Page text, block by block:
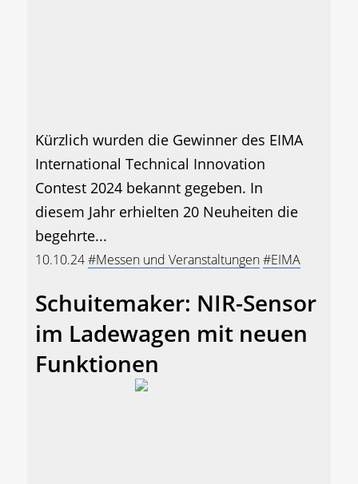
Kürzlich wurden die Gewinner des EIMA
International Technical Innovation
Contest 2024 bekannt gegeben. In
diesem Jahr erhielten 20 Neuheiten die
begehrte...
10.10.24#Messen und Veranstaltungen#EIMA
Schuitemaker: NIR-Sensor
im Ladewagen mit neuen
Funktionen